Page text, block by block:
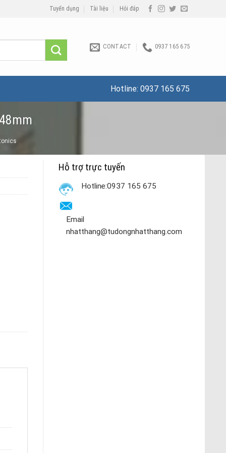
Tuyển dụng Tài liệu Hỏi đáp
CONTACT 0937 165 675
Hotline: 0937 165 675
Hỗ trợ trực tuyến
Hotline:0937 165 675
Email
nhatthang@tudongnhatthang.com